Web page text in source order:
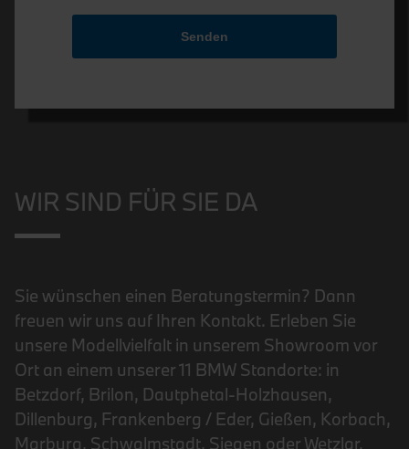
Senden
WIR SIND FÜR SIE DA
Sie wünschen einen Beratungstermin? Dann
freuen wir uns auf Ihren Kontakt. Erleben Sie
unsere Modellvielfalt in unserem Showroom vor
Ort an einem unserer 11 BMW Standorte: in
Betzdorf, Brilon, Dautphetal-Holzhausen,
Dillenburg, Frankenberg / Eder, Gießen, Korbach,
Marburg, Schwalmstadt, Siegen oder Wetzlar.